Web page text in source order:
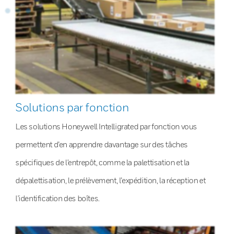
Solutions par fonction
Les solutions Honeywell Intelligrated par fonction vous
permettent d’en apprendre davantage sur des tâches
spécifiques de l’entrepôt, comme la palettisation et la
dépalettisation, le prélèvement, l’expédition, la réception et
l’identification des boîtes.